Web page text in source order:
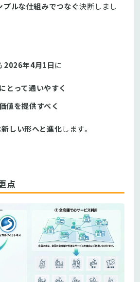
プルな仕組みでつなぐ決断しまし
2026年4月1日に
とって通いやすく
値を提供すべく
しい形へと進化します。
点